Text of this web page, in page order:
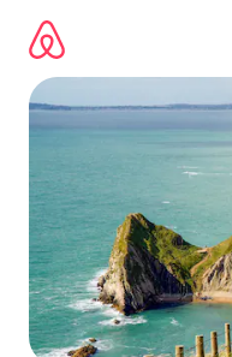
treści